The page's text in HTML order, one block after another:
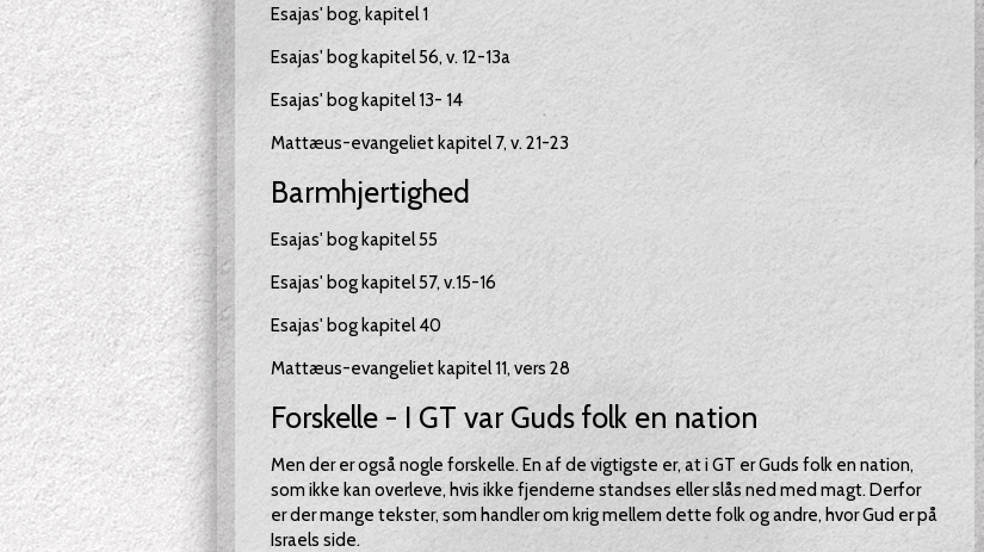
Esajas' bog, kapitel 1
Esajas' bog kapitel 56, v. 12-13a
Esajas' bog kapitel 13- 14
Mattæus-evangeliet kapitel 7, v. 21-23
Barmhjertighed
Esajas' bog kapitel 55
Esajas' bog kapitel 57, v.15-16
Esajas' bog kapitel 40
Mattæus-evangeliet kapitel 11, vers 28
Forskelle - I GT var Guds folk en nation
Men der er også nogle forskelle. En af de vigtigste er, at i GT er Guds folk en nation,
som ikke kan overleve, hvis ikke fjenderne standses eller slås ned med magt. Derfor
er der mange tekster, som handler om krig mellem dette folk og andre, hvor Gud er på
Israels side.